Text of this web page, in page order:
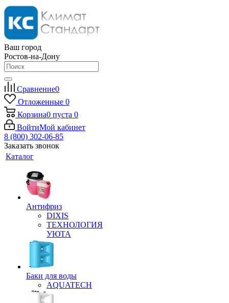
Ваш город
Ростов-на-Дону
Сравнение0
Отложенные 0
Корзина0 пуста 0
ВойтиМой кабинет
8 (800) 302-06-85
Заказать звонок
Каталог
Антифриз
DIXIS
ТЕХНОЛОГИЯ
УЮТА
Баки для воды
AQUATECH